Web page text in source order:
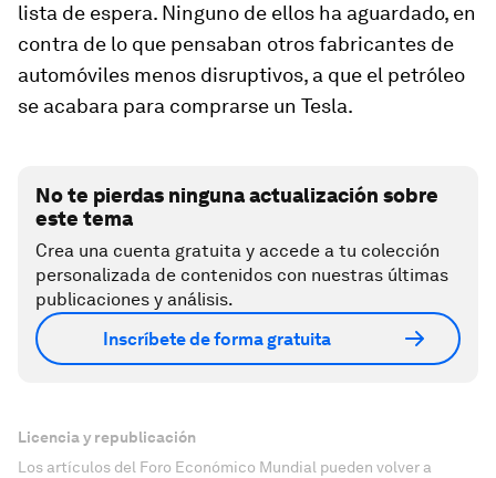
lista de espera. Ninguno de ellos ha aguardado, en
contra de lo que pensaban otros fabricantes de
automóviles menos disruptivos, a que el petróleo
se acabara para comprarse un Tesla.
No te pierdas ninguna actualización sobre
este tema
Crea una cuenta gratuita y accede a tu colección
personalizada de contenidos con nuestras últimas
publicaciones y análisis.
Inscríbete de forma gratuita
Licencia y republicación
Los artículos del Foro Económico Mundial pueden volver a